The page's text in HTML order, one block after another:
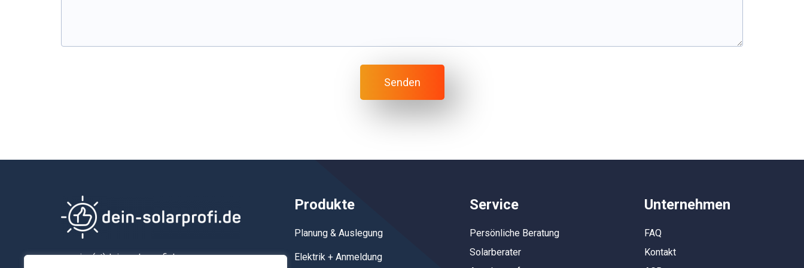
service(at)dein-solarprofi.de
Produkte
Planung & Auslegung
Elektrik + Anmeldung
Service
Persönliche Beratung
Solarberater
Unternehmen
FAQ
Kontakt